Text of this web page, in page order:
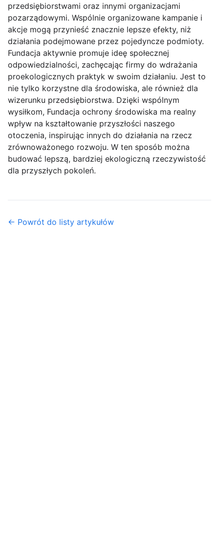
przedsiębiorstwami oraz innymi organizacjami
pozarządowymi. Wspólnie organizowane kampanie i
akcje mogą przynieść znacznie lepsze efekty, niż
działania podejmowane przez pojedyncze podmioty.
Fundacja aktywnie promuje ideę społecznej
odpowiedzialności, zachęcając firmy do wdrażania
proekologicznych praktyk w swoim działaniu. Jest to
nie tylko korzystne dla środowiska, ale również dla
wizerunku przedsiębiorstwa. Dzięki wspólnym
wysiłkom, Fundacja ochrony środowiska ma realny
wpływ na kształtowanie przyszłości naszego
otoczenia, inspirując innych do działania na rzecz
zrównoważonego rozwoju. W ten sposób można
budować lepszą, bardziej ekologiczną rzeczywistość
dla przyszłych pokoleń.
← Powrót do listy artykułów